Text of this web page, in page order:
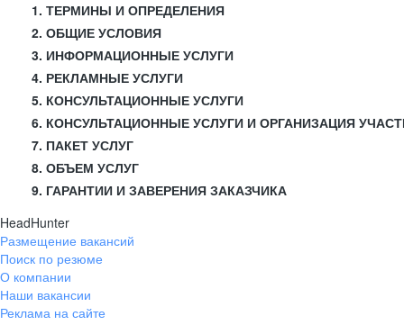
1. ТЕРМИНЫ И ОПРЕДЕЛЕНИЯ
2. ОБЩИЕ УСЛОВИЯ
3. ИНФОРМАЦИОННЫЕ УСЛУГИ
4. РЕКЛАМНЫЕ УСЛУГИ
5. КОНСУЛЬТАЦИОННЫЕ УСЛУГИ
6. КОНСУЛЬТАЦИОННЫЕ УСЛУГИ И ОРГАНИЗАЦИЯ
7. ПАКЕТ УСЛУГ
8. ОБЪЕМ УСЛУГ
9. ГАРАНТИИ И ЗАВЕРЕНИЯ ЗАКАЗЧИКА
HeadHunter
Размещение вакансий
Поиск по резюме
О компании
Наши вакансии
Реклама на сайте